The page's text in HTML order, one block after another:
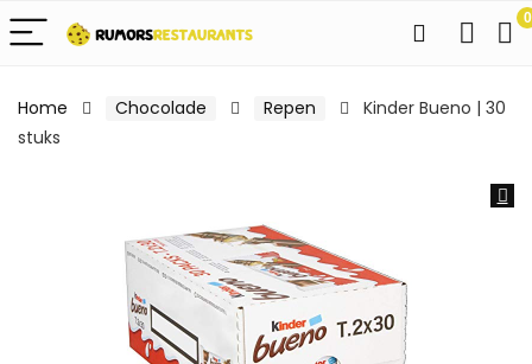
0
Home Chocolade Repen
Kinder Bueno | 30
stuks